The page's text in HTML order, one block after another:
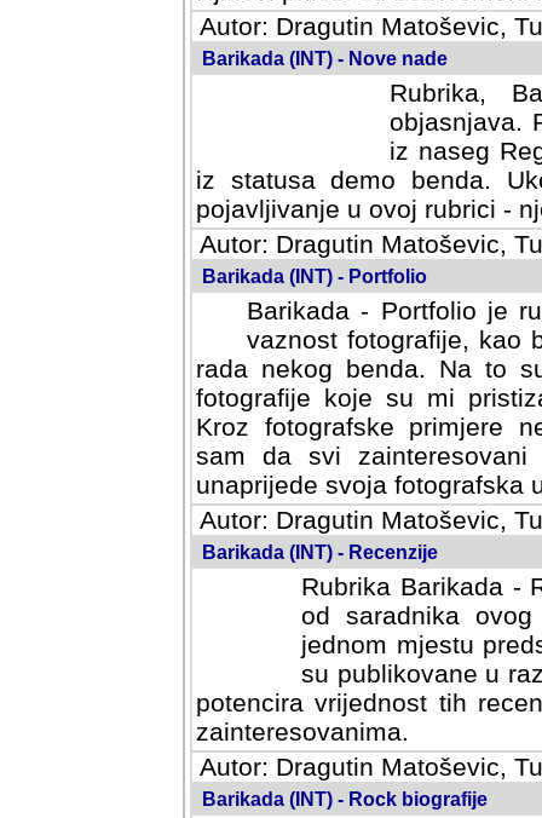
Autor: Dragutin Matoševic,
Barikada (INT) - Nove nade
Rubrika,
objasnjava.
iz naseg
iz statusa demo benda.
pojavljivanje u ovoj rubrici -
Autor: Dragutin Matoševic,
Barikada (INT) - Portfolio
Barikada - Portfolio je
vaznost fotografije, kao
rada nekog benda. Na to
fotografije koje su mi
fotografske primjere
svi zainteresovani
svoja fotografska umijeca.
Autor: Dragutin Matoševic,
Barikada (INT) - Recenzije
Rubrika Barikada -
od saradnika
jednom mjestu
su publikovane u
potencira vrijednost tih
zainteresovanima.
Autor: Dragutin Matoševic,
Barikada (INT) - Rock biografije